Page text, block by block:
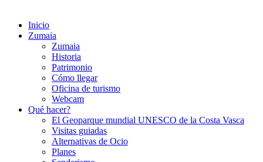
Inicio
Zumaia
Zumaia
Historia
Patrimonio
Cómo llegar
Oficina de turismo
Webcam
Qué hacer?
El Geoparque mundial UNESCO de la Costa Vasca
Visitas guiadas
Alternativas de Ocio
Planes